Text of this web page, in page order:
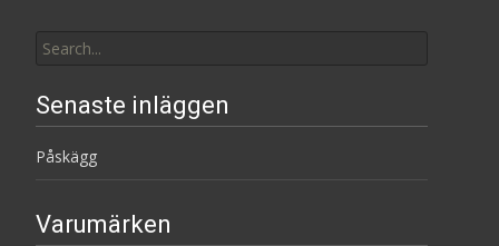
for:
Senaste inläggen
Påskägg
Varumärken